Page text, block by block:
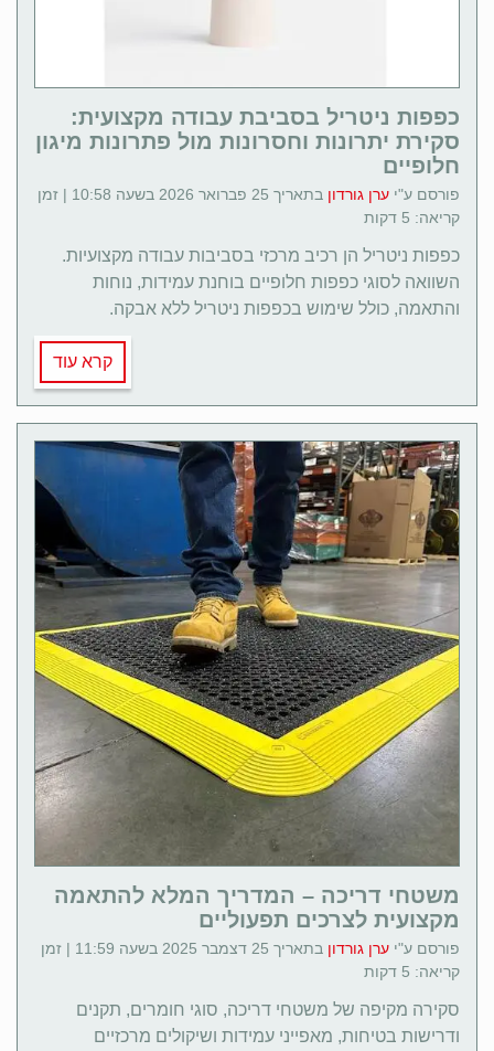
כפפות ניטריל בסביבת עבודה מקצועית:
סקירת יתרונות וחסרונות מול פתרונות מיגון
חלופיים
פורסם ע"י ערן גורדון
בתאריך 25 פברואר 2026 בשעה 10:58 | זמן
קריאה: 5 דקות
כפפות ניטריל הן רכיב מרכזי בסביבות עבודה מקצועיות.
השוואה לסוגי כפפות חלופיים בוחנת עמידות, נוחות
והתאמה, כולל שימוש בכפפות ניטריל ללא אבקה.
קרא עוד
משטחי דריכה – המדריך המלא להתאמה
מקצועית לצרכים תפעוליים
פורסם ע"י ערן גורדון
בתאריך 25 דצמבר 2025 בשעה 11:59 | זמן
קריאה: 5 דקות
סקירה מקיפה של משטחי דריכה, סוגי חומרים, תקנים
ודרישות בטיחות, מאפייני עמידות ושיקולים מרכזיים